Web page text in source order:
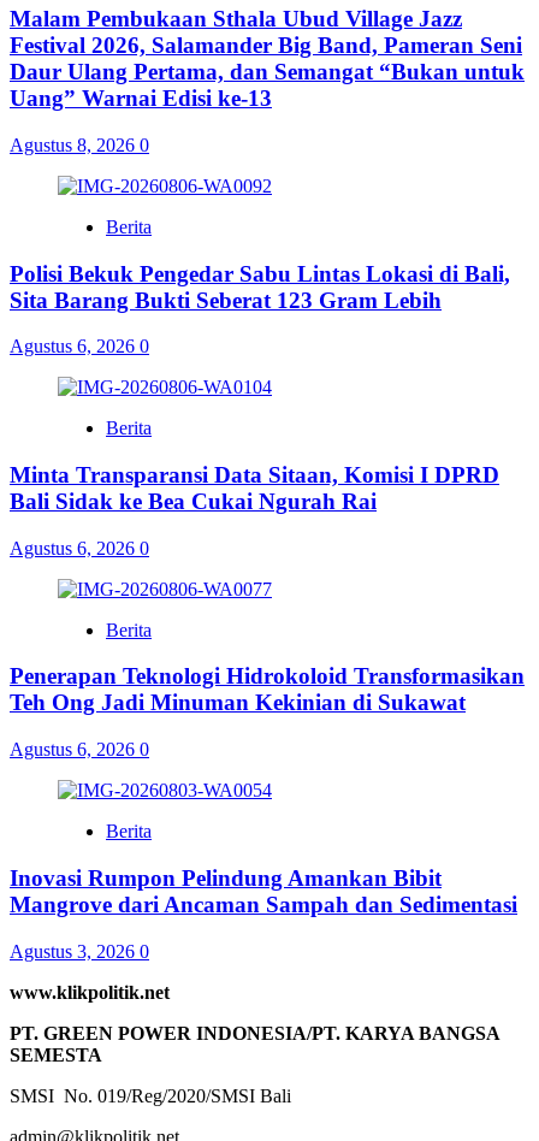
Malam Pembukaan Sthala Ubud Village Jazz
Festival 2026, Salamander Big Band, Pameran Seni
Daur Ulang Pertama, dan Semangat “Bukan untuk
Uang” Warnai Edisi ke-13
Agustus 8, 2026 0
Berita
Polisi Bekuk Pengedar Sabu Lintas Lokasi di Bali,
Sita Barang Bukti Seberat 123 Gram Lebih
Agustus 6, 2026 0
Berita
Minta Transparansi Data Sitaan, Komisi I DPRD
Bali Sidak ke Bea Cukai Ngurah Rai
Agustus 6, 2026 0
Berita
Penerapan Teknologi Hidrokoloid Transformasikan
Teh Ong Jadi Minuman Kekinian di Sukawat
Agustus 6, 2026 0
Berita
Inovasi Rumpon Pelindung Amankan Bibit
Mangrove dari Ancaman Sampah dan Sedimentasi
Agustus 3, 2026 0
www.klikpolitik.net
PT. GREEN POWER INDONESIA/PT. KARYA BANGSA
SEMESTA
SMSI No. 019/Reg/2020/SMSI Bali
admin@klikpolitik.net